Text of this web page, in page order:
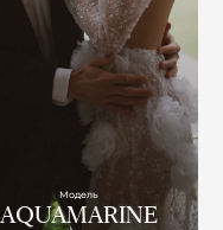
Модель
AQUAMARINE